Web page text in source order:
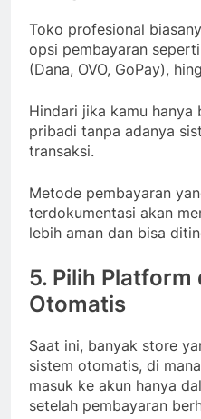
Toko profesional
opsi pembayaran
(Dana, OVO, GoPay),
Hindari jika kamu hanya
pribadi tanpa adanya
transaksi.
Metode pembayaran
terdokumentasi akan
lebih aman dan bisa
5. Pilih Platform
Otomatis
Saat ini, banyak store
sistem otomatis, di
masuk ke akun hanya
setelah pembayaran